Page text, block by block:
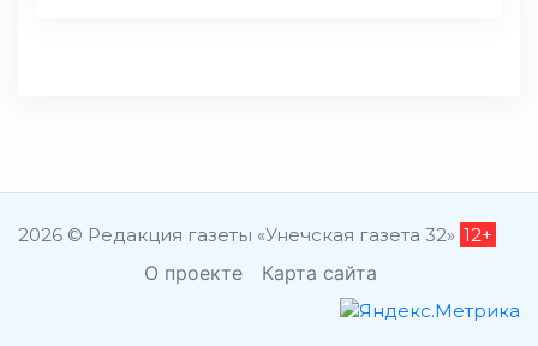
2026 © Редакция газеты «Унечская газета 32» 12+
О проекте Карта сайта